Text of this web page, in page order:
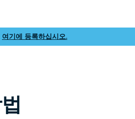
여기에 등록하십시오.